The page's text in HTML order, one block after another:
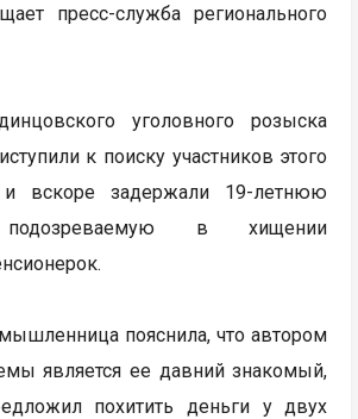
пресс-служба регионального
уголовного розыска
к поиску участников этого
и вскоре задержали 19-летнюю
подозреваемую в хищении
пояснила, что автором
является ее давний знакомый,
похитить деньги у двух